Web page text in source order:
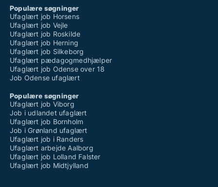
Populære søgninger
Ufaglært job Horsens
Ufaglært job Vejle
Ufaglært job Roskilde
Ufaglært job Herning
Ufaglært job Silkeborg
Ufaglært pædagogmedhjælper
Ufaglært job Odense over 18
Job Odense ufaglært
Populære søgninger
Ufaglært job Viborg
Job i udlandet ufaglært
Ufaglært job Bornholm
Job i Grønland ufaglært
Ufaglært job i Randers
Ufaglært arbejde Aalborg
Ufaglært job Lolland Falster
Ufaglært job Midtjylland